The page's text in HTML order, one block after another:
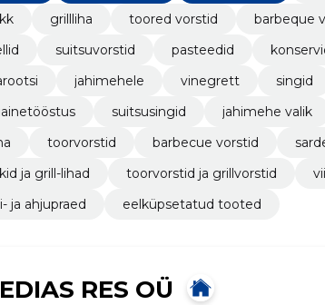
grillliha toored vorstid
barbeque
suitsuvorstid pasteedid
jahimehele vinegrett singid
suitsusingid jahimehe valik
toorvorstid barbecue vorstid
ja grill-lihad
toorvorstid ja grillvorstid
ja ahjupraed
eelküpsetatud tooted
RES OÜ